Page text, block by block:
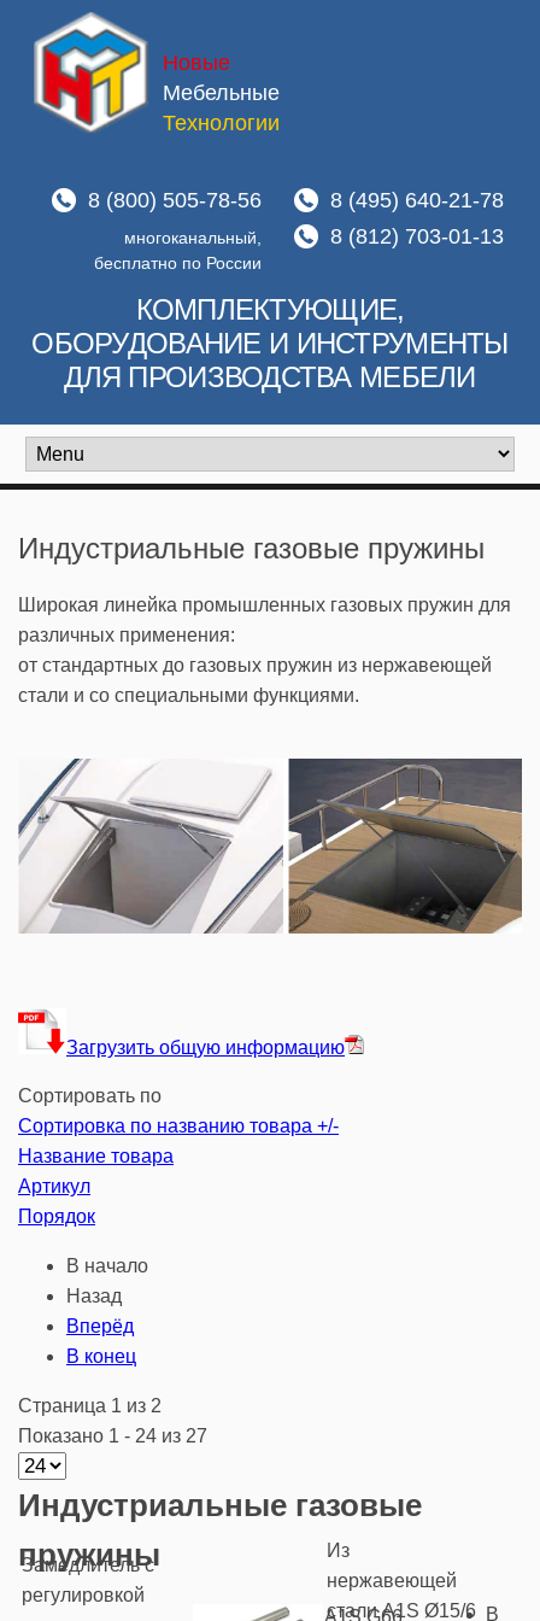
Новые
Мебельные
Технологии
8 (800) 505-78-56
многоканальный,
бесплатно по России
8 (495) 640-21-78
8 (812) 703-01-13
КОМПЛЕКТУЮЩИЕ,
ОБОРУДОВАНИЕ И ИНСТРУМЕНТЫ
ДЛЯ ПРОИЗВОДСТВА МЕБЕЛИ
Индустриальные газовые пружины
Широкая линейка промышленных газовых пружин для
различных применения:
от стандартных до газовых пружин из нержавеющей
стали и со специальными функциями.
Загрузить общую информацию
Сортировать по
Сортировка по названию товара +/-
Название товара
Артикул
Порядок
В начало
Назад
Вперёд
В конец
Страница 1 из 2
Показано 1 - 24 из 27
Индустриальные газовые
пружины
Замедлитель с
регулировкой
Из
нержавеющей
стали A1S Ø15/6
A1S G66
В